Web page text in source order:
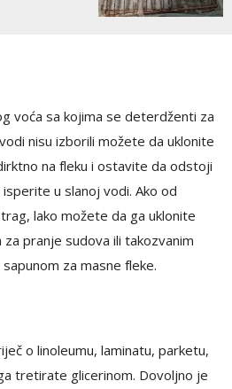
voća sa kojima se deterdženti za
nisu izborili možete da uklonite
na fleku i ostavite da odstoji
u slanoj vodi. Ako od
lako možete da ga uklonite
pranje sudova ili takozvanim
za masne fleke.
o linoleumu, laminatu, parketu,
tretirate glicerinom. Dovoljno je